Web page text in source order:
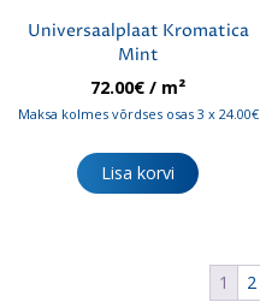
Universaalplaat Kromatica
Mint
72.00€ / m²
Maksa kolmes võrdses osas 3 x 24.00€
Lisa korvi
1 2